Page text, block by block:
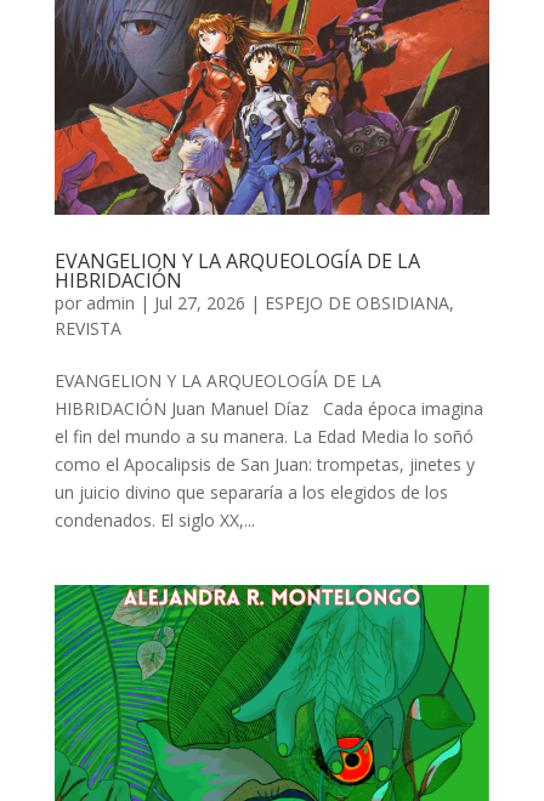
EVANGELION Y LA ARQUEOLOGÍA DE LA
HIBRIDACIÓN
por admin | Jul 27, 2026 | ESPEJO DE OBSIDIANA,
REVISTA
EVANGELION Y LA ARQUEOLOGÍA DE LA
HIBRIDACIÓN Juan Manuel Díaz Cada época imagina
el fin del mundo a su manera. La Edad Media lo soñó
como el Apocalipsis de San Juan: trompetas, jinetes y
un juicio divino que separaría a los elegidos de los
condenados. El siglo XX,...